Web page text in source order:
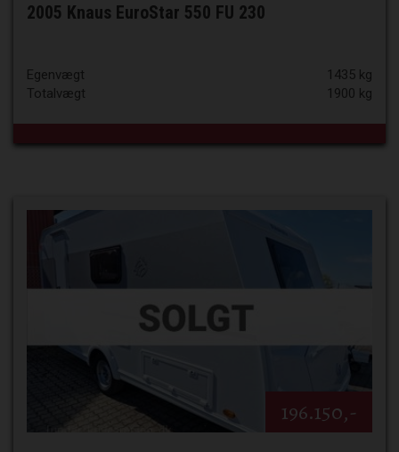
2005 Knaus EuroStar 550 FU 230
Egenvægt
1435 kg
Totalvægt
1900 kg
196.150,-